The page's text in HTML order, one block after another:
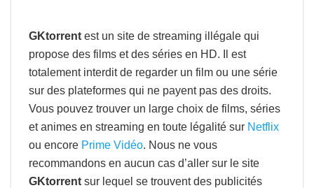
GKtorrent est un site de streaming illégale qui
propose des films et des séries en HD. Il est
totalement interdit de regarder un film ou une série
sur des plateformes qui ne payent pas des droits.
Vous pouvez trouver un large choix de films, séries
et animes en streaming en toute légalité sur Netflix
ou encore Prime Vidéo. Nous ne vous
recommandons en aucun cas d’aller sur le site
GKtorrent sur lequel se trouvent des publicités